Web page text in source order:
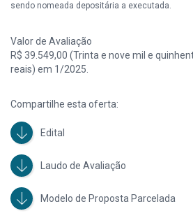
sendo nomeada depositária a executada.
Valor de Avaliação
R$ 39.549,00 (Trinta e nove mil e
reais) em 1/2025.
Compartilhe esta oferta:
Edital
Laudo de Avaliação
Modelo de Proposta Parcelada